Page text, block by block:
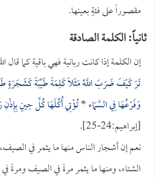
مقصوراً على فئةٍ بعينها.
ثانياً: الكلمة الصادقة
إن الكلمة إذا كانت ربانية فهي باقية كما
تَرَ كَيْفَ ضَرَبَ اللَّهُ مَثَلاً كَلِمَةً طَيِّبَةً كَشَجَرَةٍ
وَفَرْعُهَا فِي السَّمَاء*تُؤْتِي أُكُلَهَا كُلَّ حِينٍ بِإِذْنِ
[إبراهيم:24-25].
نعم إن أشجار الناس منها ما يثمر في
الشتاء، ومنها ما يثمر مرةً في الصيف ومرةً